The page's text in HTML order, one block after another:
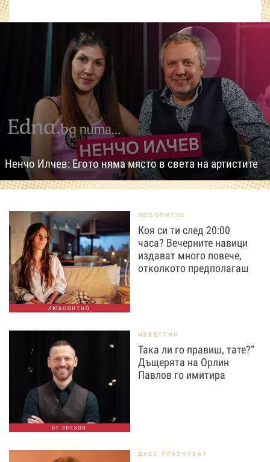
Ненчо Илчев: Егото няма място в света на артистите
ЛЮБОПИТНО
ЛЮБОПИТНО
Коя си ти след 20:00
часа? Вечерните навици
издават много повече,
отколкото предполагаш
БГ ЗВЕЗДИ
ИЗВЕСТНИ
Така ли го правиш, тате?“
Дъщерята на Орлин
Павлов го имитира
ДНЕС ПРАЗНУВАТ